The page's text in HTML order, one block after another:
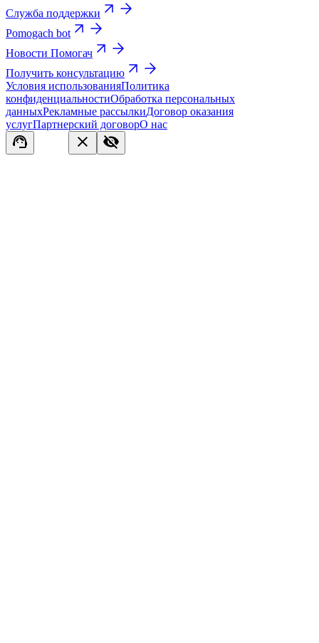
Служба поддержки
Pomogach bot
Новости Помогач
Получить консультацию
Условия использованияПолитика
конфиденциальностиОбработка персональных
данныхРекламные рассылкиДоговор оказания
услугПартнерский договорО нас